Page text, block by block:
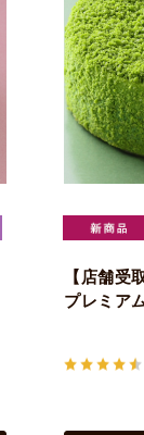
【店舗受
プレミア